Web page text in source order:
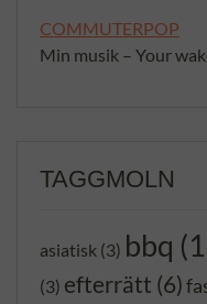
COMMUTERPOP
Min musik – Your
TAGGMOLN
asiatisk (3) bbq
(3) efterrätt (6)